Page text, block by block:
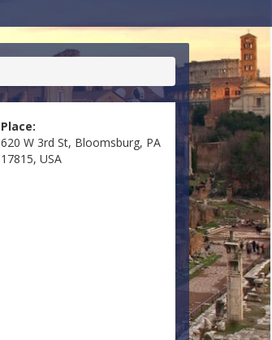
Place:
620 W 3rd St, Bloomsburg, PA
17815, USA